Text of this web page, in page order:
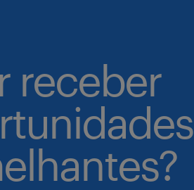
receber